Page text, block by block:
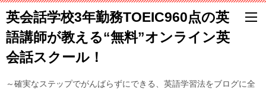
英会話学校3年勤務TOEIC960点の英
語講師が教える“無料”オンライン英
会話スクール！
～確実なステップでがんばらずにできる、英語学習法をブログに全